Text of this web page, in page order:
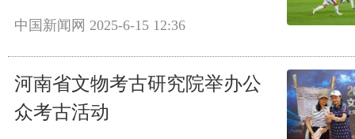
中国新闻网 2025-6-15 12:36
河南省文物考古研究院举办公
众考古活动